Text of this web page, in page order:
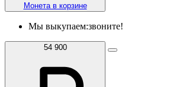
Монета в корзине
Мы выкупаем:звоните!
54 900